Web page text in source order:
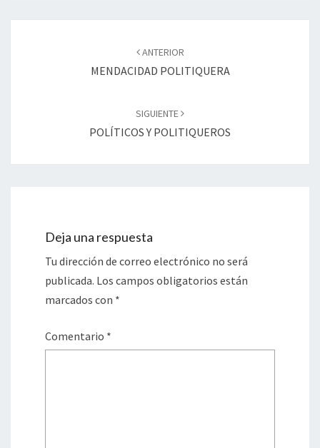
ANTERIOR
MENDACIDAD POLITIQUERA
SIGUIENTE
POLÍTICOS Y POLITIQUEROS
Deja una respuesta
Tu dirección de correo electrónico no será
publicada. Los campos obligatorios están
marcados con *
Comentario *